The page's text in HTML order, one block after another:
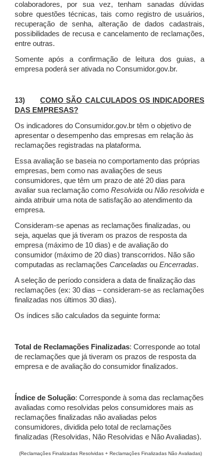
colaboradores, por sua vez, tenham sanadas dúvidas
sobre questões técnicas, tais como registro de usuários,
recuperação de senha, alteração de dados cadastrais,
possibilidades de recusa e cancelamento de reclamações,
entre outras.
Somente após a confirmação de leitura dos guias, a
empresa poderá ser ativada no Consumidor.gov.br.
13)COMO SÃO CALCULADOS OS INDICADORES
DAS EMPRESAS?
Os indicadores do Consumidor.gov.br têm o objetivo de
apresentar o desempenho das empresas em relação às
reclamações registradas na plataforma.
Essa avaliação se baseia no comportamento das próprias
empresas, bem como nas avaliações de seus
consumidores, que têm um prazo de até 20 dias para
avaliar sua reclamação como Resolvida ou Não resolvida e
ainda atribuir uma nota de satisfação ao atendimento da
empresa.
Consideram-se apenas as reclamações finalizadas, ou
seja, aquelas que já tiveram os prazos de resposta da
empresa (máximo de 10 dias) e de avaliação do
consumidor (máximo de 20 dias) transcorridos. Não são
computadas as reclamações Canceladas ou Encerradas.
A seleção de período considera a data de finalização das
reclamações (ex: 30 dias – consideram-se as reclamações
finalizadas nos últimos 30 dias).
Os índices são calculados da seguinte forma:
Total de Reclamações Finalizadas: Corresponde ao total
de reclamações que já tiveram os prazos de resposta da
empresa e de avaliação do consumidor finalizados.
Índice de Solução: Corresponde à soma das reclamações
avaliadas como resolvidas pelos consumidores mais as
reclamações finalizadas não avaliadas pelos
consumidores, dividida pelo total de reclamações
finalizadas (Resolvidas, Não Resolvidas e Não Avaliadas).
(Reclamações Finalizadas Resolvidas + Reclamações Finalizadas Não Avaliadas)